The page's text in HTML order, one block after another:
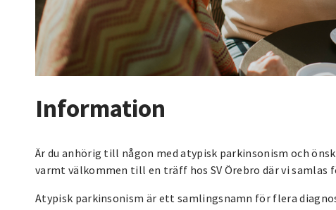
Information
Är du anhörig till någon med atypisk parkinsonism och
varmt välkommen till en träff hos SV Örebro där vi samlas
Atypisk parkinsonism är ett samlingsnamn för flera